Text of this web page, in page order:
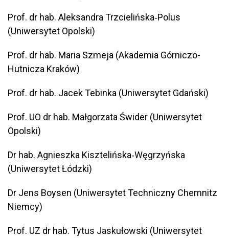
Prof. dr hab. Aleksandra Trzcielińska‐Polus
(Uniwersytet Opolski)
Prof. dr hab. Maria Szmeja (Akademia Górniczo-
Hutnicza Kraków)
Prof. dr hab. Jacek Tebinka (Uniwersytet Gdański)
Prof. UO dr hab. Małgorzata Świder (Uniwersytet
Opolski)
Dr hab. Agnieszka Kisztelińska‐Węgrzyńska
(Uniwersytet Łódzki)
Dr Jens Boysen (Uniwersytet Techniczny Chemnitz
Niemcy)
Prof. UZ dr hab. Tytus Jaskułowski (Uniwersytet